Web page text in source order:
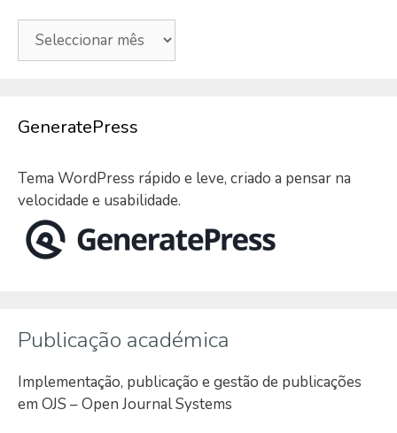
Arquivo
GeneratePress
Tema WordPress rápido e leve, criado a pensar na
velocidade e usabilidade.
Publicação académica
Implementação, publicação e gestão de publicações
em OJS – Open Journal Systems